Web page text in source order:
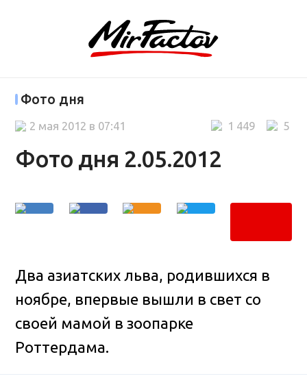
Фото дня
Фото дня 2.05.2012
5
1 449
2 мая 2012 в 07:41
Два азиатских льва, родившихся в
ноябре, впервые вышли в свет со
своей мамой в зоопарке
Роттердама.